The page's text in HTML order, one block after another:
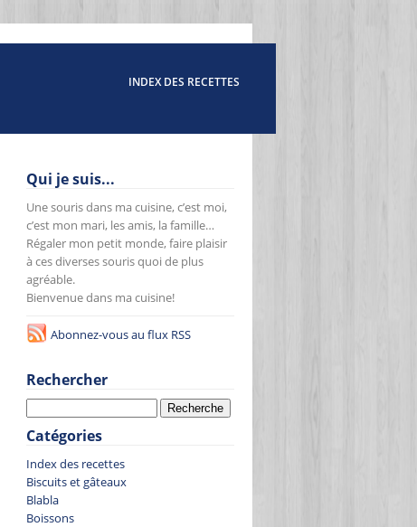
INDEX DES RECETTES
Qui je suis...
Une souris dans ma cuisine, c’est moi,
c’est mon mari, les amis, la famille…
Régaler mon petit monde, faire plaisir
à ces diverses souris quoi de plus
agréable.
Bienvenue dans ma cuisine!
Abonnez-vous au flux RSS
Rechercher
Catégories
Index des recettes
Biscuits et gâteaux
Blabla
Boissons